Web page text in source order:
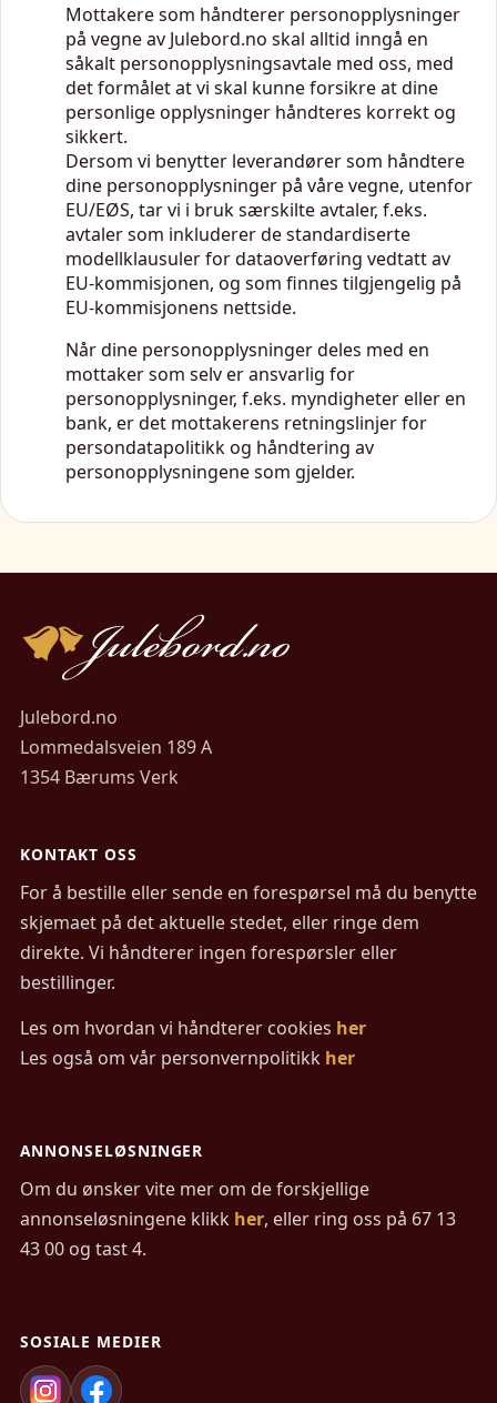
Mottakere som håndterer personopplysninger
på vegne av Julebord.no skal alltid inngå en
såkalt personopplysningsavtale med oss, med
det formålet at vi skal kunne forsikre at dine
personlige opplysninger håndteres korrekt og
sikkert.
Dersom vi benytter leverandører som håndtere
dine personopplysninger på våre vegne, utenfor
EU/EØS, tar vi i bruk særskilte avtaler, f.eks.
avtaler som inkluderer de standardiserte
modellklausuler for dataoverføring vedtatt av
EU-kommisjonen, og som finnes tilgjengelig på
EU-kommisjonens nettside.
Når dine personopplysninger deles med en
mottaker som selv er ansvarlig for
personopplysninger, f.eks. myndigheter eller en
bank, er det mottakerens retningslinjer for
persondatapolitikk og håndtering av
personopplysningene som gjelder.
Julebord.no
Lommedalsveien 189 A
1354 Bærums Verk
KONTAKT OSS
For å bestille eller sende en forespørsel må du benytte
skjemaet på det aktuelle stedet, eller ringe dem
direkte. Vi håndterer ingen forespørsler eller
bestillinger.
Les om hvordan vi håndterer cookies her
Les også om vår personvernpolitikk her
ANNONSELØSNINGER
Om du ønsker vite mer om de forskjellige
annonseløsningene klikk her, eller ring oss på 67 13
43 00 og tast 4.
SOSIALE MEDIER